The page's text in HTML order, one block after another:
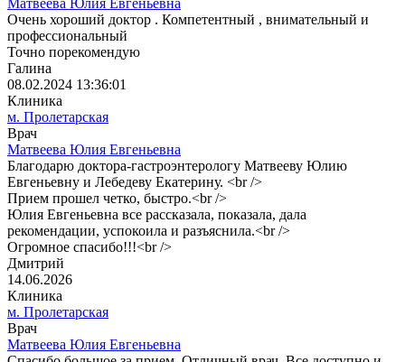
Матвеева Юлия Евгеньевна
Очень хороший доктор . Компетентный , внимательный и
профессиональный
Точно порекомендую
Галина
08.02.2024 13:36:01
Клиника
м. Пролетарская
Врач
Матвеева Юлия Евгеньевна
Благодарю доктора-гастроэнтерологу Матвееву Юлию
Евгеньевну и Лебедеву Екатерину. <br />
Прием прошел четко, быстро.<br />
Юлия Евгеньевна все рассказала, показала, дала
рекомендации, успокоила и разъяснила.<br />
Огромное спасибо!!!<br />
Дмитрий
14.06.2026
Клиника
м. Пролетарская
Врач
Матвеева Юлия Евгеньевна